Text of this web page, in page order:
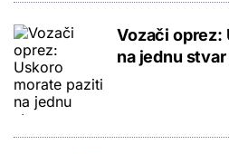
Vozači oprez:
na jednu